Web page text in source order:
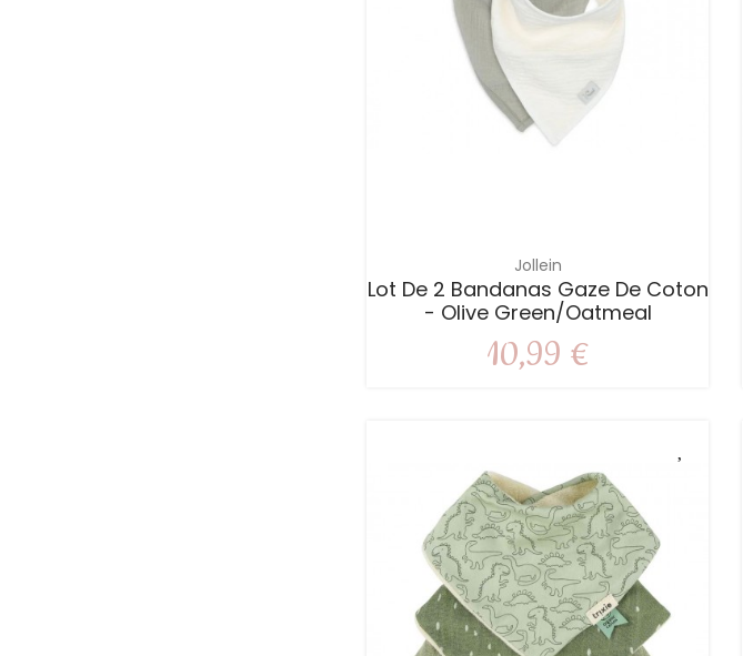
Jollein
Lot De 2 Bandanas Gaze De Coton
- Olive Green/Oatmeal
10,99 €